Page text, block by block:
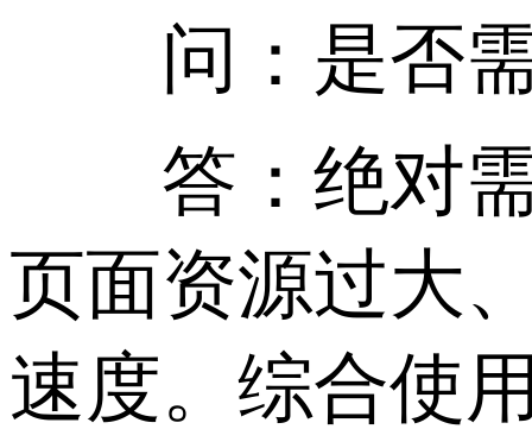
问：是否需
答：绝对需
页面资源过大
速度。综合使